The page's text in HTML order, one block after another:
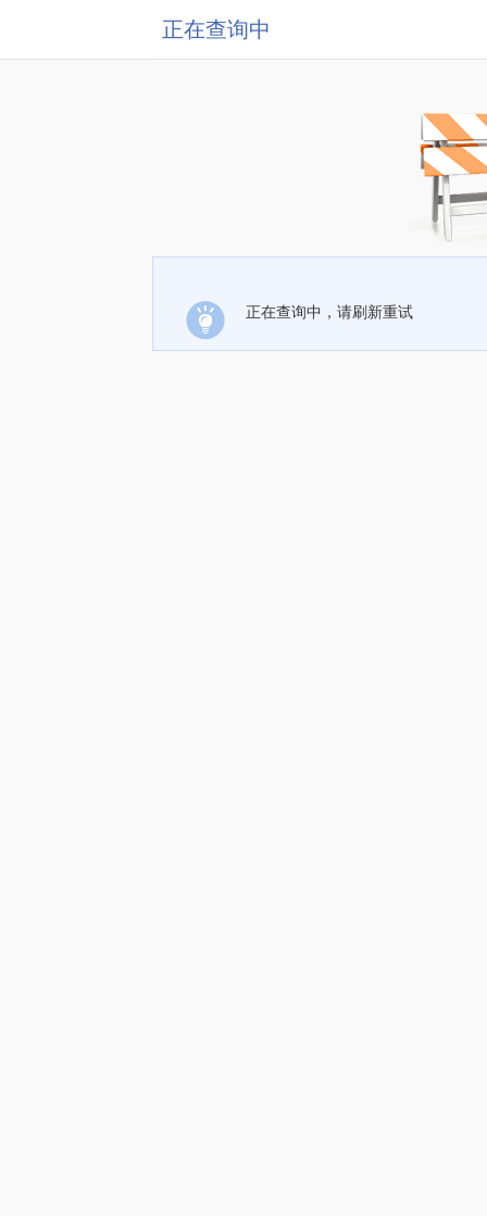
正在查询中
正在查询中，请刷新重试